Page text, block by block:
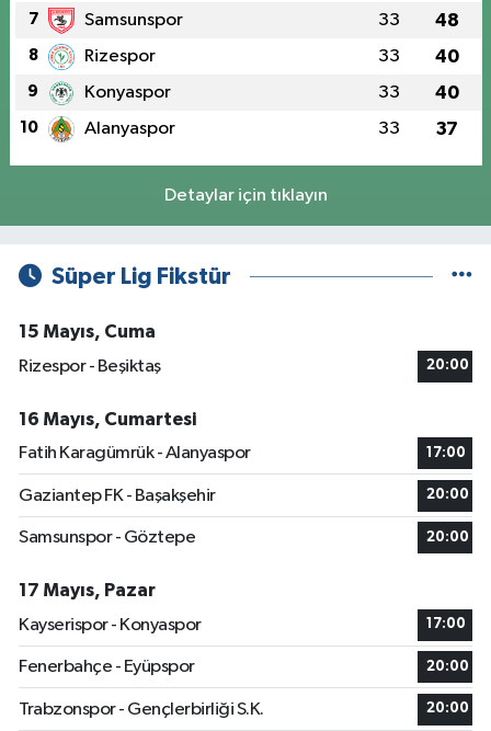
7 Samsunspor 33 48
8 Rizespor 33 40
9 Konyaspor 33 40
10 Alanyaspor 33 37
Detaylar için tıklayın
Süper Lig Fikstür
15 Mayıs, Cuma
Rizespor - Beşiktaş
20:00
16 Mayıs, Cumartesi
Fatih Karagümrük - Alanyaspor
17:00
Gaziantep FK - Başakşehir 20:00
Samsunspor - Göztepe 20:00
17 Mayıs, Pazar
Kayserispor - Konyaspor
17:00
Fenerbahçe - Eyüpspor 20:00
Trabzonspor - Gençlerbirliği S.K. 20:00